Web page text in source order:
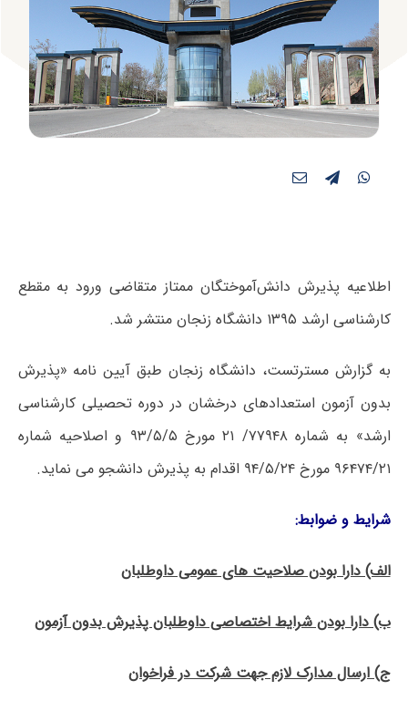
اطلاعیه پذیرش دانش‌آموختگان ممتاز متقاضی ورود به مقطع
کارشناسی ارشد ۱۳۹۵ دانشگاه زنجان منتشر شد.
به گزارش مسترتست، دانشگاه زنجان طبق آیین نامه «پذیرش
بدون آزمون استعدادهای درخشان در دوره تحصیلی کارشناسی
ارشد» به شماره ۷۷۹۴۸/ ۲۱ مورخ ۹۳/۵/۵ و اصلاحیه شماره
۹۶۴۷۴/۲۱ مورخ ۹۴/۵/۲۴ اقدام به پذیرش دانشجو می نماید.
شرایط و ضوابط:
الف) دارا بودن صلاحیت­ های عمومی داوطلبان
ب) دارا بودن شرایط اختصاصی داوطلبان پذیرش بدون آزمون
ج) ارسال مدارک لازم جهت شرکت در فراخوان